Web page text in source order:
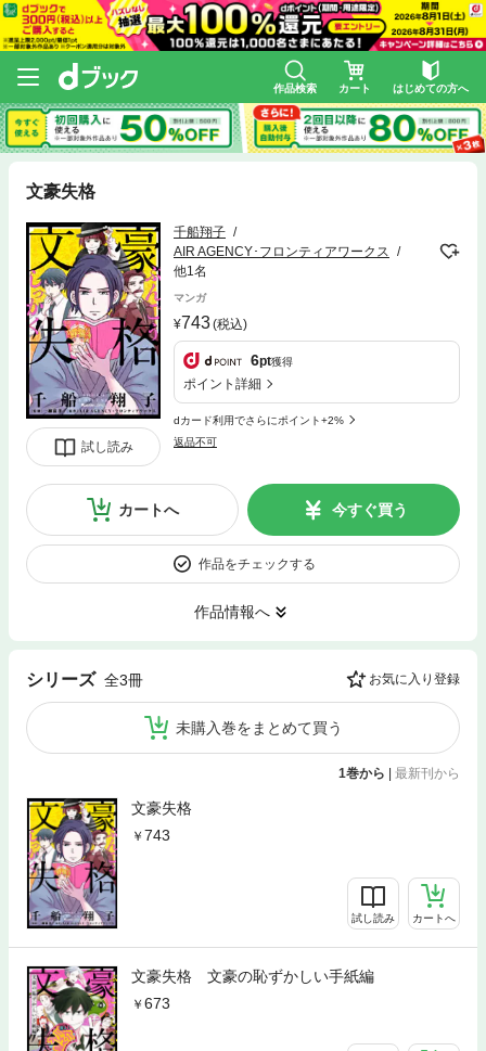
作品検索 カート はじめての方へ
文豪失格
試し読み
千船翔子
AIR AGENCY･フロンティアワークス
他1名
マンガ
743(税込)
6pt獲得
ポイント詳細
dカード利用でさらにポイント+2%
返品不可
カートへ 今すぐ買う
作品をチェックする
作品情報へ
シリーズ 全3冊 お気に入り登録
未購入巻をまとめて買う
1巻から | 最新刊から
文豪失格
743
試し読み カートへ
文豪失格 文豪の恥ずかしい手紙編
673